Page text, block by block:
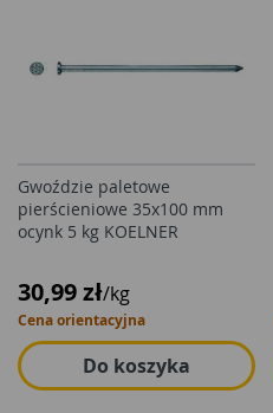
Gwoździe paletowe
pierścieniowe 35x100 mm
ocynk 5 kg KOELNER
30,99 zł/kg
Cena orientacyjna
Do koszyka